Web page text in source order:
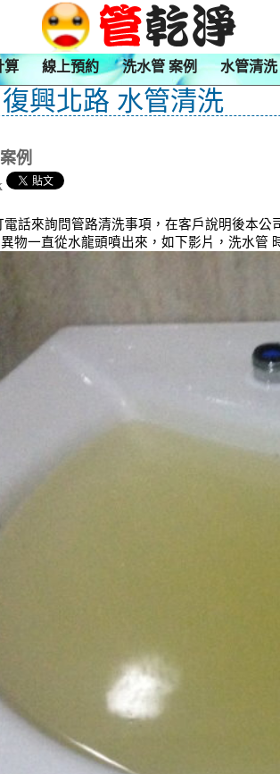
算 線上預約 洗水管 案例 水管清洗
興北路 水管清洗
例
電話來詢問管路清洗事項，在客戶說明後本
物一直從水龍頭噴出來，如下影片，洗水管